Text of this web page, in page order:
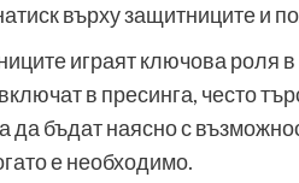
върху защитниците и
играят ключова роля
в пресинга, често
да бъдат наясно с
е необходимо.